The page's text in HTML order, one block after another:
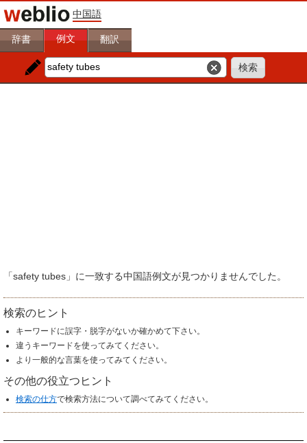
中国語
辞書 例文 翻訳
「safety tubes」に一致する中国語例文が見つかりませんでした。
検索のヒント
キーワードに誤字・脱字がないか確かめて下さい。
違うキーワードを使ってみてください。
より一般的な言葉を使ってみてください。
その他の役立つヒント
検索の仕方で検索方法について調べてみてください。